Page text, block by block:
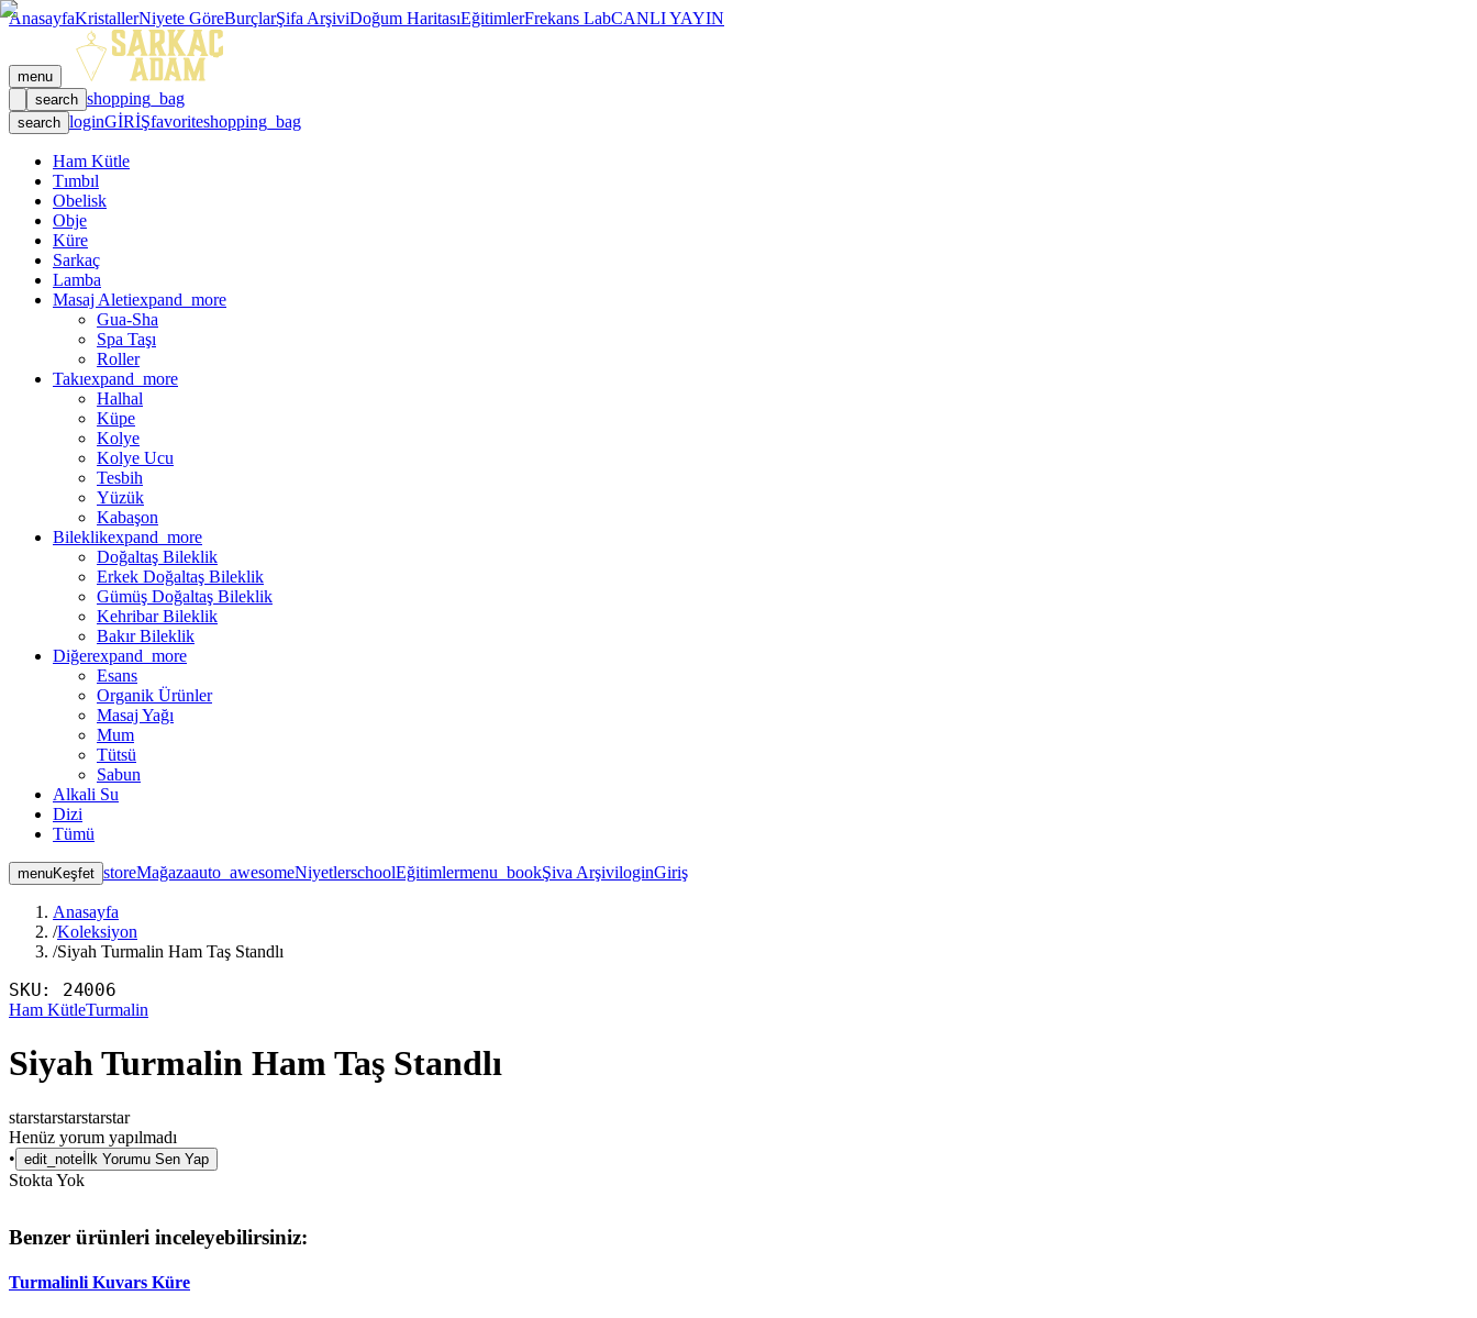
AnasayfaKristallerNiyete GöreBurçlarŞifa ArşiviDoğum HaritasıEğitimlerFrekans LabCANLI YAYIN
menu
search shopping_bag
search loginGİRİŞfavoriteshopping_bag
Ham Kütle
Tımbıl
Obelisk
Obje
Küre
Sarkaç
Lamba
Masaj Aletiexpand_more
Gua-Sha
Spa Taşı
Roller
Takıexpand_more
Halhal
Küpe
Kolye
Kolye Ucu
Tesbih
Yüzük
Kabaşon
Bileklikexpand_more
Doğaltaş Bileklik
Erkek Doğaltaş Bileklik
Gümüş Doğaltaş Bileklik
Kehribar Bileklik
Bakır Bileklik
Diğerexpand_more
Esans
Organik Ürünler
Masaj Yağı
Mum
Tütsü
Sabun
Alkali Su
Dizi
Tümü
menuKeşfet storeMağazaauto_awesomeNiyetlerschoolEğitimlermenu_bookŞiva ArşiviloginGiriş
Anasayfa
/Koleksiyon
/Siyah Turmalin Ham Taş Standlı
SKU: 24006
Ham KütleTurmalin
Siyah Turmalin Ham Taş Standlı
starstarstarstarstar
Henüz yorum yapılmadı
• edit_note İlk Yorumu Sen Yap
Stokta Yok
Benzer ürünleri inceleyebilirsiniz:
Turmalinli Kuvars Küre